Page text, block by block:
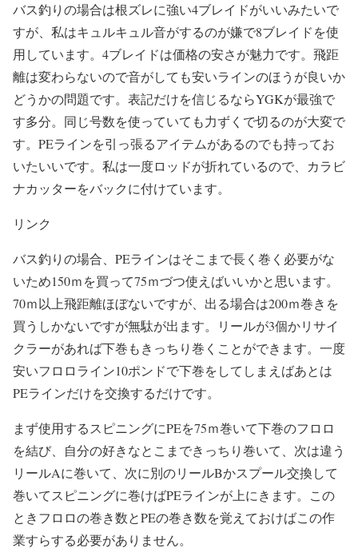
バス釣りの場合は根ズレに強い4ブレイドがいいみたいで
すが、私はキュルキュル音がするのが嫌で8ブレイドを使
用しています。4ブレイドは価格の安さが魅力です。飛距
離は変わらないので音がしても安いラインのほうが良いか
どうかの問題です。表記だけを信じるならYGKが最強で
す多分。同じ号数を使っていても力ずくで切るのが大変で
す。PEラインを引っ張るアイテムがあるのでも持ってお
いたいいです。私は一度ロッドが折れているので、カラビ
ナカッターをバックに付けています。
リンク
バス釣りの場合、PEラインはそこまで長く巻く必要がな
いため150ｍを買って75ｍづつ使えばいいかと思います。
70ｍ以上飛距離ほぼないですが、出る場合は200ｍ巻きを
買うしかないですが無駄が出ます。リールが3個かリサイ
クラーがあれば下巻もきっちり巻くことができます。一度
安いフロロライン10ポンドで下巻をしてしまえばあとは
PEラインだけを交換するだけです。
まず使用するスピニングにPEを75ｍ巻いて下巻のフロロ
を結び、自分の好きなとこまできっちり巻いて、次は違う
リールAに巻いて、次に別のリールBかスプール交換して
巻いてスピニングに巻けばPEラインが上にきます。この
ときフロロの巻き数とPEの巻き数を覚えておけばこの作
業すらする必要がありません。